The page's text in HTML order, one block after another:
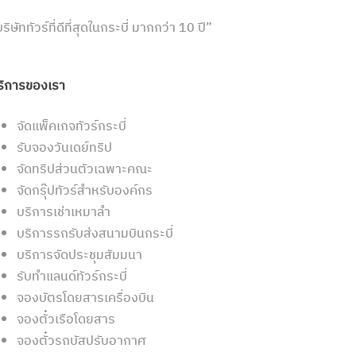
ษัททัวร์ที่ดีที่สุดในกระบี่ มากกว่า 10 ปี”
ารของเรา
จัดแพ็คเกจทัวร์กระบี่
รับจองวันเดย์ทริป
จัดทริปส่วนตัวเฉพาะคณะ
จัดกรุ๊ปทัวร์สำหรับองค์กร
บริการเช่าเหมาลำ
บริการรถรับส่งสนามบินกระบี่
บริการจัดประชุมสัมมนา
รับทำแลนด์ทัวร์กระบี่
จองบัตรโดยสารเครื่องบิน
จองตั๋วเรือโดยสาร
จองตั๋วรถบัสปรับอากาศ